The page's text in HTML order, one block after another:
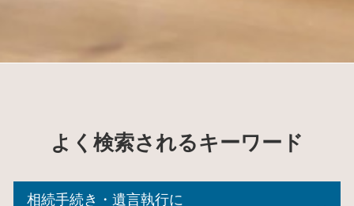
よく検索されるキーワード
相続手続き・遺言執行に